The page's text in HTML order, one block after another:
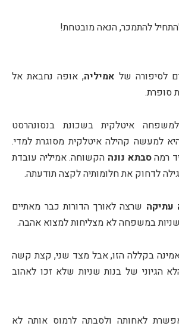
להתמכר, הנאה מובטחת!
לסיפורה של אמיליה, אופה נחבאת אל
סופרת.
איטלקית בשכונת בנסונהרסט
למעשה קהילה איטלקית מסוגרת למדי.
רמהסבתא נונה הקשוחה. אמיליה עובדת
לדחוק את חלומותיה לקצה תודעתה.
עתיקה שרצה לאורך הדורות כבר מאתיים
במשפחה לא מצליחות למצוא אהבה.
בקללה הזו, אבל מצד שני, קצת קשה
הגיוני של בנות שניות שלא זכו לאהוב
לאחותה ולסבתה לרמוס אותה לא